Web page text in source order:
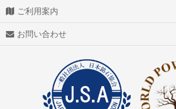
ご利用案内
お問い合わせ